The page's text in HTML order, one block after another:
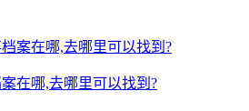
在哪,去哪里可以找到?